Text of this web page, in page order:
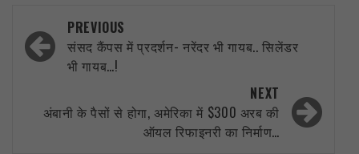
Post
navigation
PREVIOUS
संसद कैंपस में प्रदर्शन- नरेंदर भी गायब.. सिलेंडर
भी गायब…!
NEXT
अंबानी के पैसों से होगा, अमेरिका में $300 अरब की
ऑयल रिफाइनरी का निर्माण…